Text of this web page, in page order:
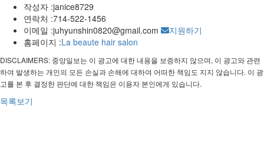
작성자 :janice8729
연락처 :714-522-1456
이메일 :juhyunshin0820@gmail.com
지원하기
홈페이지 :La beaute hair salon
DISCLAIMERS: 중앙일보는 이 광고에 대한 내용을 보증하지 않으며, 이 광고와 관련
하여 발생하는 개인의 모든 손실과 손해에 대하여 어떠한 책임도 지지 않습니다. 이 광
고를 본 후 결정한 판단에 대한 책임은 이용자 본인에게 있습니다.
목록보기